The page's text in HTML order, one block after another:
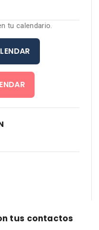
tu calendario.
tus contactos